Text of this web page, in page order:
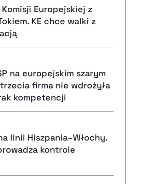
Europejskiej z
KE chce walki z
na europejskim szarym
firma nie wdrożyła
kompetencji
linii Hiszpania–Włochy.
kontrole